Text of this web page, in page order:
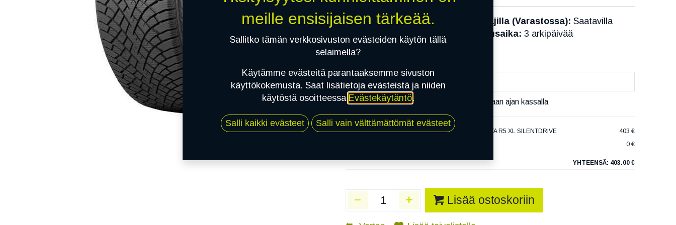
Heti saatavilla:2
Toimittajilla (Varastossa): Saatavilla
Toimitusaika: 3 arkipäivää
Mikäli valitset asennuksen, pääset varaamaan ajan kassalla
1X 255/50R19 107R NOKIAN TYRES HAKKAPELIITTA R5 XL SILENTDRIVE
403 €
0 €
YHTEENSÄ: 403.00 €
Lisää ostoskoriin
meille ensisijaisen tärkeää.
Sallitko tämän verkkosivuston evästeiden käytön tällä
selaimella?
Käytämme evästeitä parantaaksemme sivuston
käyttökokemusta. Saat lisätietoja evästeistä ja niiden
käytöstä osoitteessa Evästekäytäntö.
Salli kaikki evästeet Salli vain välttämättömät evästeet